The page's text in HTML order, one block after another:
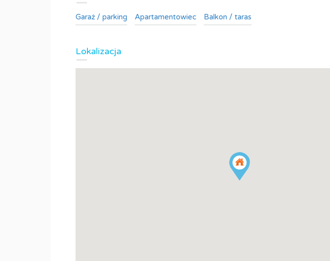
Garaż / parking Apartamentowiec Balkon / taras
Lokalizacja